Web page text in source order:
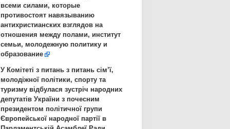
всеми силами, которые
противостоят навязыванию
антихристианских взглядов на
отношения между полами, институт
семьи, молодежную политику и
образование
У Комітеті з питань з питань сім’ї,
молодіжної політики, спорту та
туризму відбулася зустріч народних
депутатів України з почесним
президентом політичної групи
Європейської народної партії в